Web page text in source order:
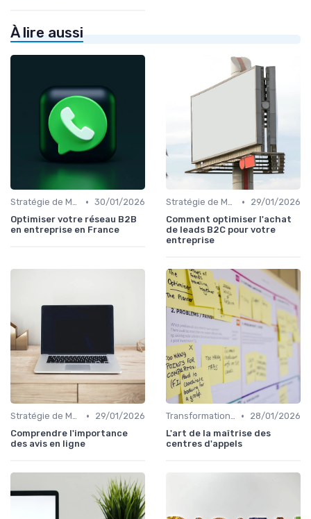
À lire aussi
Stratégie de Marketing Digital • 30/01/2026
Optimiser votre réseau B2B
en entreprise en France
Stratégie de Marketing Digital •
29/01/2026
Comment optimiser l'achat
de leads B2C pour votre
entreprise
Stratégie de Marketing Digital •
29/01/2026
Comprendre l'importance
des avis en ligne
Transformation Numérique •
28/01/2026
L'art de la maîtrise des
centres d'appels